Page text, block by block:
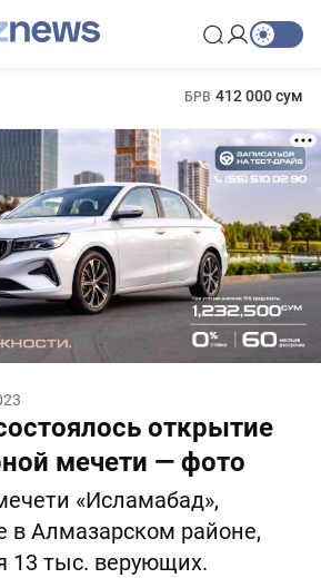
БРВ 412 000 сум
открытие
мечети — фото
«Исламабад»,
в Алмазарском районе,
13 тыс. верующих.